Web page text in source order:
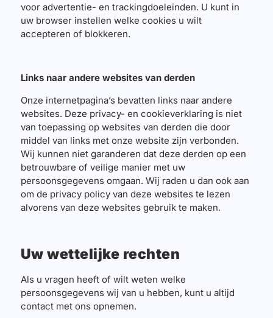
voor advertentie- en trackingdoeleinden. U kunt in
uw browser instellen welke cookies u wilt
accepteren of blokkeren.
Links naar andere websites van derden
Onze internetpagina’s bevatten links naar andere
websites. Deze privacy- en cookieverklaring is niet
van toepassing op websites van derden die door
middel van links met onze website zijn verbonden.
Wij kunnen niet garanderen dat deze derden op een
betrouwbare of veilige manier met uw
persoonsgegevens omgaan. Wij raden u dan ook aan
om de privacy policy van deze websites te lezen
alvorens van deze websites gebruik te maken.
Uw wettelijke rechten
Als u vragen heeft of wilt weten welke
persoonsgegevens wij van u hebben, kunt u altijd
contact met ons opnemen.